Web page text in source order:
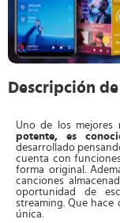
Descripción
Uno de los mejores
potente, es
desarrollado
cuenta con
forma original.
canciones
oportunidad de
streaming. Que
única.